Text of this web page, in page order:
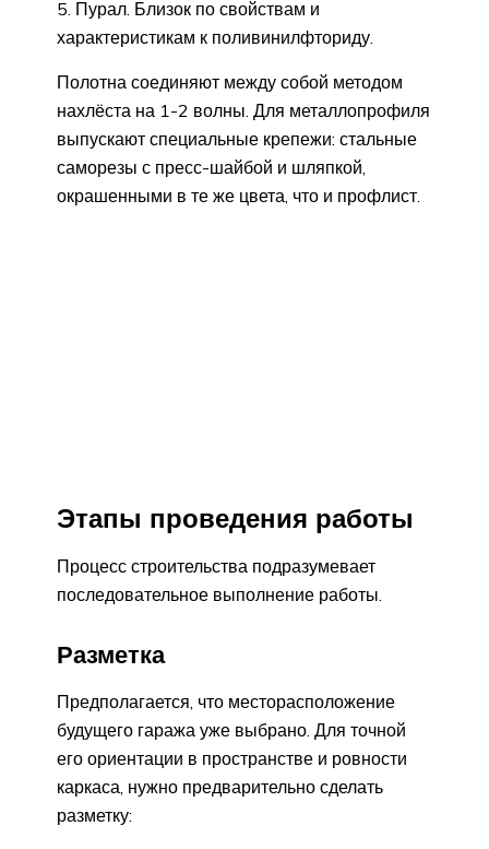
Пурал. Близок по свойствам и
характеристикам к поливинилфториду.
Полотна соединяют между собой методом
нахлёста на 1-2 волны. Для металлопрофиля
выпускают специальные крепежи: стальные
саморезы с пресс-шайбой и шляпкой,
окрашенными в те же цвета, что и профлист.
Этапы проведения работы
Процесс строительства подразумевает
последовательное выполнение работы.
Разметка
Предполагается, что месторасположение
будущего гаража уже выбрано. Для точной
его ориентации в пространстве и ровности
каркаса, нужно предварительно сделать
разметку: